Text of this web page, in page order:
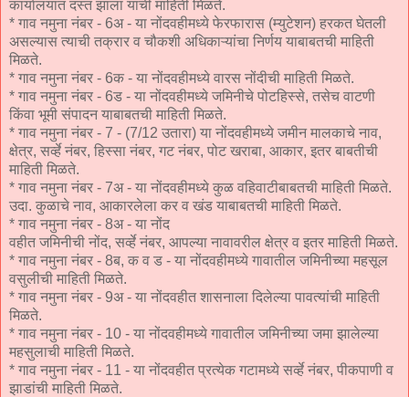
कार्यालयात दस्त झाला याची माहिती मिळते.
* गाव नमुना नंबर - 6अ - या नोंदवहीमध्ये फेरफारास (म्युटेशन) हरकत घेतली
असल्यास त्याची तक्रार व चौकशी अधिकाऱ्यांचा निर्णय याबाबतची माहिती
मिळते.
* गाव नमुना नंबर - 6क - या नोंदवहीमध्ये वारस नोंदीची माहिती मिळते.
* गाव नमुना नंबर - 6ड - या नोंदवहीमध्ये जमिनीचे पोटहिस्से, तसेच वाटणी
किंवा भूमी संपादन याबाबतची माहिती मिळते.
* गाव नमुना नंबर - 7 - (7/12 उतारा) या नोंदवहीमध्ये जमीन मालकाचे नाव,
क्षेत्र, सर्व्हे नंबर, हिस्सा नंबर, गट नंबर, पोट खराबा, आकार, इतर बाबतीची
माहिती मिळते.
* गाव नमुना नंबर - 7अ - या नोंदवहीमध्ये कुळ वहिवाटीबाबतची माहिती मिळते.
उदा. कुळाचे नाव, आकारलेला कर व खंड याबाबतची माहिती मिळते.
* गाव नमुना नंबर - 8अ - या नोंद
वहीत जमिनीची नोंद, सर्व्हे नंबर, आपल्या नावावरील क्षेत्र व इतर माहिती मिळते.
* गाव नमुना नंबर - 8ब, क व ड - या नोंदवहीमध्ये गावातील जमिनीच्या महसूल
वसुलीची माहिती मिळते.
* गाव नमुना नंबर - 9अ - या नोंदवहीत शासनाला दिलेल्या पावत्यांची माहिती
मिळते.
* गाव नमुना नंबर - 10 - या नोंदवहीमध्ये गावातील जमिनीच्या जमा झालेल्या
महसुलाची माहिती मिळते.
* गाव नमुना नंबर - 11 - या नोंदवहीत प्रत्येक गटामध्ये सर्व्हे नंबर, पीकपाणी व
झाडांची माहिती मिळते.